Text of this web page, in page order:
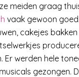
meiden graag
vaak gewoon
cakejes
Er werden hele
gezongen.